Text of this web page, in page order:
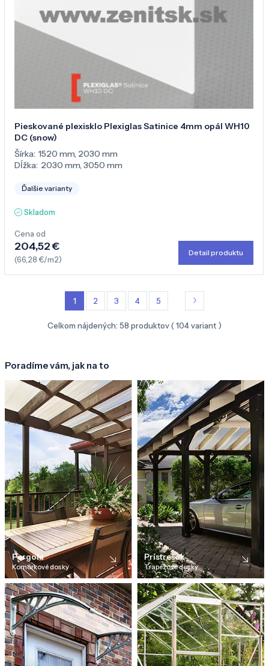
Pieskované plexisklo Plexiglas Satinice 4mm opál WH10
DC (snow)
Šírka: 1520 mm, 2030 mm
Dĺžka: 2030 mm,3050 mm
Ďalšie varianty
Skladom
Cena od
204,52 €
(66,28 €/m2)
Detail produktu
1 2 3 4 5
Celkom nájdených: 58 produktov (104variant )
Poradíme vám, jak na to
Pergola
Komôrkové dosky
Prístrešok
Trapézové dosky